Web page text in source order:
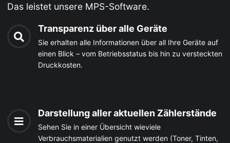
Das leistet unsere MPS-Software.
Transparenz über alle Geräte
Sie erhalten alle Informationen über all Ihre Geräte auf
einen Blick – vom Betriebsstatus bis hin zu versteckten
Druckkosten.
Darstellung aller aktuellen Zählerstände
Sehen Sie in einer Übersicht wieviele
Verbrauchsmaterialien genutzt werden (Toner, Tinten,